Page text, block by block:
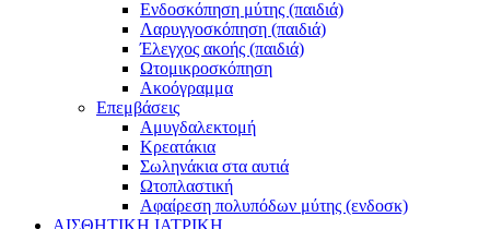
Ενδοσκόπηση μύτης (παιδιά)
Λαρυγγοσκόπηση (παιδιά)
Έλεγχος ακοής (παιδιά)
Ωτομικροσκόπηση
Ακοόγραμμα
Επεμβάσεις
Αμυγδαλεκτομή
Κρεατάκια
Σωληνάκια στα αυτιά
Ωτοπλαστική
Αφαίρεση πολυπόδων μύτης (ενδοσκ)
ΑΙΣΘΗΤΙΚΗ ΙΑΤΡΙΚΗ